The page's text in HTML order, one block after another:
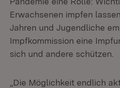
Erwachsenen impfen
Jahren und Jugendliche
Impfkommission eine
sich und andere schützen.
„Die Möglichkeit endlich